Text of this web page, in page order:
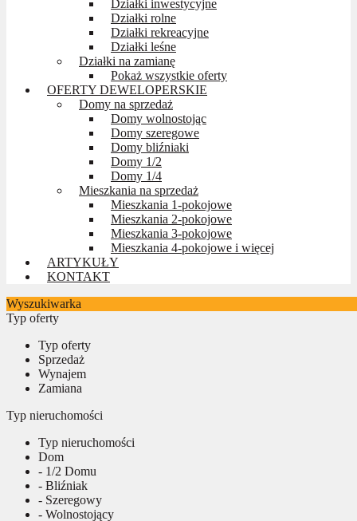
Działki inwestycyjne
Działki rolne
Działki rekreacyjne
Działki leśne
Działki na zamianę
Pokaż wszystkie oferty
OFERTY DEWELOPERSKIE
Domy na sprzedaż
Domy wolnostojąc
Domy szeregowe
Domy bliźniaki
Domy 1/2
Domy 1/4
Mieszkania na sprzedaż
Mieszkania 1-pokojowe
Mieszkania 2-pokojowe
Mieszkania 3-pokojowe
Mieszkania 4-pokojowe i więcej
ARTYKUŁY
KONTAKT
Wyszukiwarka
Typ oferty
Typ oferty
Sprzedaż
Wynajem
Zamiana
Typ nieruchomości
Typ nieruchomości
Dom
- 1/2 Domu
- Bliźniak
- Szeregowy
- Wolnostojący